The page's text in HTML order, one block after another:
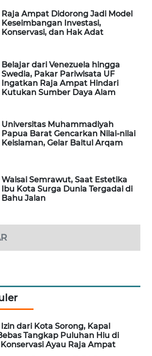
Raja Ampat Didorong Jadi Model
Keseimbangan Investasi,
Konservasi, dan Hak Adat
Belajar dari Venezuela hingga
Swedia, Pakar Pariwisata UF
Ingatkan Raja Ampat Hindari
Kutukan Sumber Daya Alam
Universitas Muhammadiyah
Papua Barat Gencarkan Nilai-nilai
Keislaman, Gelar Baitul Arqam
Waisai Semrawut, Saat Estetika
Ibu Kota Surga Dunia Tergadai di
Bahu Jalan
dari Kota Sorong, Kapal
Tangkap Puluhan Hiu di
Ayau Raja Ampat